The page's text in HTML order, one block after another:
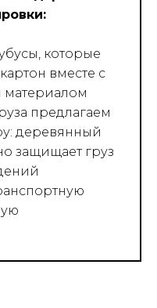
которые
вместе с
предлагаем
деревянный
защищает груз